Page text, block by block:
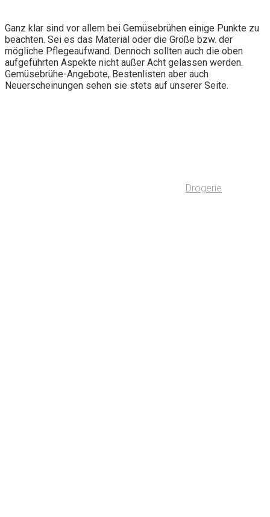
Ganz klar sind vor allem bei Gemüsebrühen einige Punkte zu
beachten. Sei es das Material oder die Größe bzw. der
mögliche Pflegeaufwand. Dennoch sollten auch die oben
aufgeführten Aspekte nicht außer Acht gelassen werden.
Gemüsebrühe-Angebote, Bestenlisten aber auch
Neuerscheinungen sehen sie stets auf unserer Seite.
Drogerie